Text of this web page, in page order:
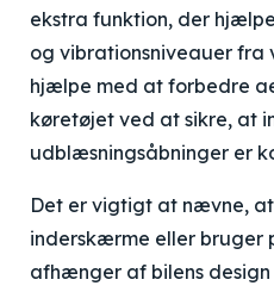
ekstra funktion, der
og vibrationsniveauer fra
hjælpe med at forbedre
køretøjet ved at sikre, at
udblæsningsåbninger er
Det er vigtigt at nævne,
inderskærme eller bruger
afhænger af bilens